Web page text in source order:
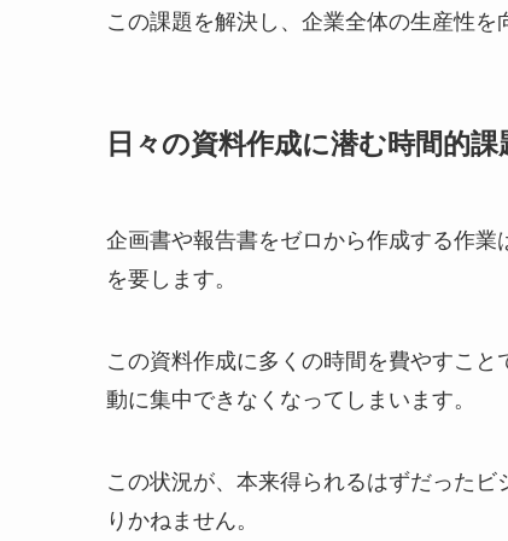
この課題を解決し、企業全体の生産性を
日々の資料作成に潜む時間的課
企画書や報告書をゼロから作成する作
を要します。
この資料作成に多くの時間を費やすこ
動に集中できなくなってしまいます。
この状況が、本来得られるはずだった
りかねません。